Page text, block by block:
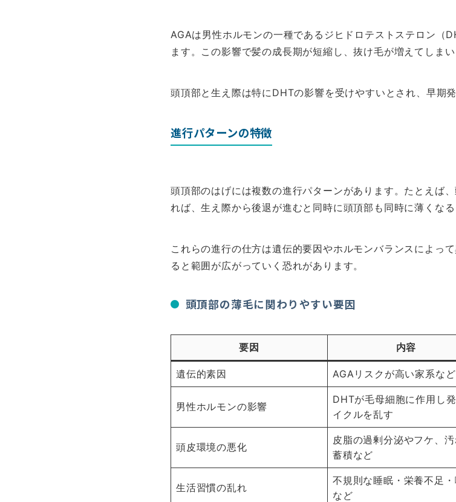
AGAは男性ホルモンの一種であるジヒドロテストステロン（
ます。この影響で髪の成長期が短縮し、抜け毛が増えてしまい
頭頂部と生え際は特にDHTの影響を受けやすいとされ、早期発
進行パターンの特徴
頭頂部のはげには複数の進行パターンがあります。たとえば
れば、生え際から後退が進むと同時に頭頂部も同時に薄くなる
これらの進行の仕方は遺伝的要因やホルモンバランスによっ
ると範囲が広がっていく恐れがあります。
頭頂部の薄毛に関わりやすい要因
要因 内容
遺伝的素因 AGAリスクが高い家系など
男性ホルモンの影響
DHTが毛母細胞に作用し
イクルを乱す
頭皮環境の悪化
皮脂の過剰分泌やフケ、
蓄積など
生活習慣の乱れ
不規則な睡眠・栄養不足・
など